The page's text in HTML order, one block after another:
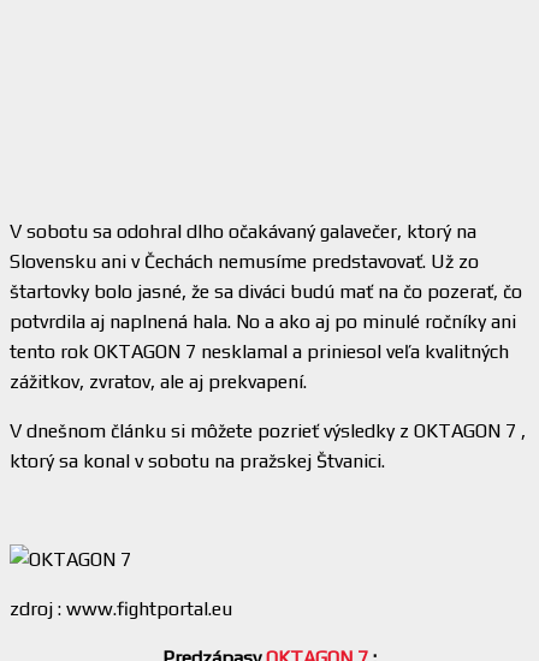
V sobotu sa odohral dlho očakávaný galavečer, ktorý na
Slovensku ani v Čechách nemusíme predstavovať. Už zo
štartovky bolo jasné, že sa diváci budú mať na čo pozerať, čo
potvrdila aj naplnená hala. No a ako aj po minulé ročníky ani
tento rok OKTAGON 7 nesklamal a priniesol veľa kvalitných
zážitkov, zvratov, ale aj prekvapení.
V dnešnom článku si môžete pozrieť výsledky z OKTAGON 7 ,
ktorý sa konal v sobotu na pražskej Štvanici.
zdroj : www.fightportal.eu